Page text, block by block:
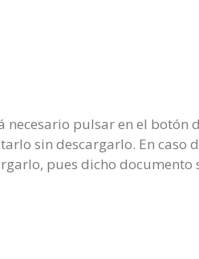
necesario pulsar en el botón
sin descargarlo. En caso
pues dicho documento